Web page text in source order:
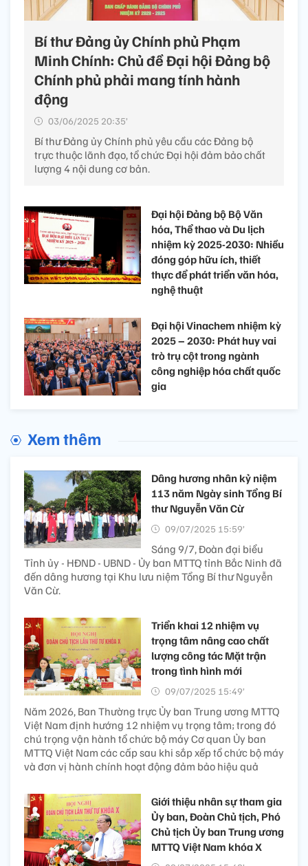
Bí thư Đảng ủy Chính phủ Phạm
Minh Chính: Chủ đề Đại hội Đảng bộ
Chính phủ phải mang tính hành
động
03/06/2025 20:35’
Bí thư Đảng ủy Chính phủ yêu cầu các Đảng bộ
trực thuộc lãnh đạo, tổ chức Đại hội đảm bảo chất
lượng 4 nội dung cơ bản.
Đại hội Đảng bộ Bộ Văn
hóa, Thể thao và Du lịch
nhiệm kỳ 2025-2030: Nhiều
đóng góp hữu ích, thiết
thực để phát triển văn hóa,
nghệ thuật
Đại hội Vinachem nhiệm kỳ
2025 – 2030: Phát huy vai
trò trụ cột trong ngành
công nghiệp hóa chất quốc
gia
Xem thêm
Dâng hương nhân kỷ niệm
113 năm Ngày sinh Tổng Bí
thư Nguyễn Văn Cừ
09/07/2025 15:59’
Sáng 9/7, Đoàn đại biểu
Tỉnh ủy - HĐND - UBND - Ủy ban MTTQ tỉnh Bắc Ninh đã
đến dâng hương tại Khu lưu niệm Tổng Bí thư Nguyễn
Văn Cừ.
Triển khai 12 nhiệm vụ
trọng tâm nâng cao chất
lượng công tác Mặt trận
trong tình hình mới
09/07/2025 15:49’
Năm 2026, Ban Thường trực Ủy ban Trung ương MTTQ
Việt Nam định hướng 12 nhiệm vụ trọng tâm; trong đó
chú trọng vận hành tổ chức bộ máy Cơ quan Ủy ban
MTTQ Việt Nam các cấp sau khi sắp xếp tổ chức bộ máy
và đơn vị hành chính hoạt động đảm bảo hiệu quả
Giới thiệu nhân sự tham gia
Ủy ban, Đoàn Chủ tịch, Phó
Chủ tịch Ủy ban Trung ương
MTTQ Việt Nam khóa X